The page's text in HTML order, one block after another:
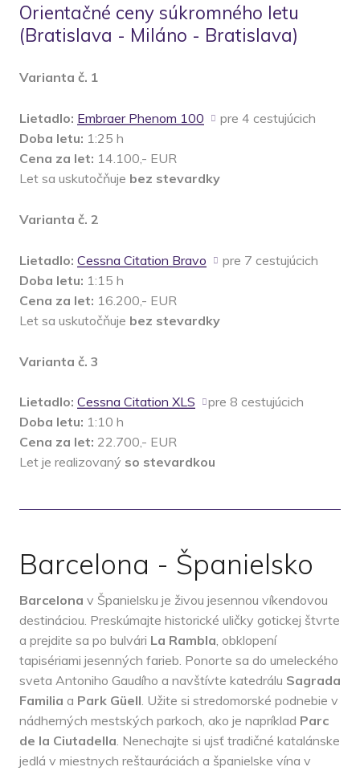
Orientačné ceny súkromného letu
(Bratislava - Miláno - Bratislava)
Varianta č. 1
Lietadlo: Embraer Phenom 100
pre 4 cestujúcich
Doba letu: 1:25 h
Cena za let: 14.100,- EUR
Let sa uskutočňuje bez stevardky
Varianta č. 2
Lietadlo: Cessna Citation Bravo
pre 7 cestujúcich
Doba letu: 1:15 h
Cena za let: 16.200,- EUR
Let sa uskutočňuje bez stevardky
Varianta č. 3
Lietadlo: Cessna Citation XLS
pre 8 cestujúcich
Doba letu: 1:10 h
Cena za let: 22.700,- EUR
Let je realizovaný so stevardkou
Barcelona - Španielsko
Barcelona v Španielsku je živou jesennou víkendovou
destináciou. Preskúmajte historické uličky gotickej štvrte
a prejdite sa po bulvári La Rambla, obklopení
tapisériami jesenných farieb. Ponorte sa do umeleckého
sveta Antoniho Gaudího a navštívte katedrálu Sagrada
Familia a Park Güell. Užite si stredomorské podnebie v
nádherných mestských parkoch, ako je napríklad Parc
de la Ciutadella. Nenechajte si ujsť tradičné katalánske
jedlá v miestnych reštauráciách a španielske vína v